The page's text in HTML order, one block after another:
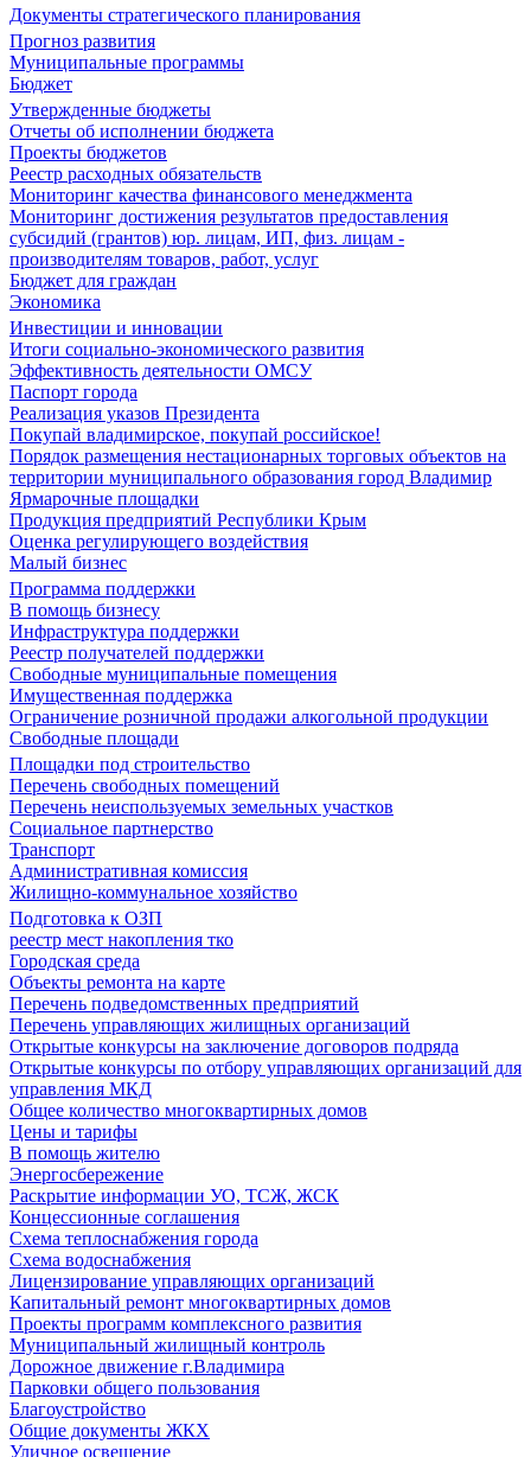
Документы стратегического планирования
Прогноз развития
Муниципальные программы
Бюджет
Утвержденные бюджеты
Отчеты об исполнении бюджета
Проекты бюджетов
Реестр расходных обязательств
Мониторинг качества финансового менеджмента
Мониторинг достижения результатов предоставления
субсидий (грантов) юр. лицам, ИП, физ. лицам -
производителям товаров, работ, услуг
Бюджет для граждан
Экономика
Инвестиции и инновации
Итоги социально-экономического развития
Эффективность деятельности ОМСУ
Паспорт города
Реализация указов Президента
Покупай владимирское, покупай российское!
Порядок размещения нестационарных торговых объектов на
территории муниципального образования город Владимир
Ярмарочные площадки
Продукция предприятий Республики Крым
Оценка регулирующего воздействия
Малый бизнес
Программа поддержки
В помощь бизнесу
Инфраструктура поддержки
Реестр получателей поддержки
Свободные муниципальные помещения
Имущественная поддержка
Ограничение розничной продажи алкогольной продукции
Свободные площади
Площадки под строительство
Перечень свободных помещений
Перечень неиспользуемых земельных участков
Социальное партнерство
Транспорт
Административная комиссия
Жилищно-коммунальное хозяйство
Подготовка к ОЗП
реестр мест накопления тко
Городская среда
Объекты ремонта на карте
Перечень подведомственных предприятий
Перечень управляющих жилищных организаций
Открытые конкурсы на заключение договоров подряда
Открытые конкурсы по отбору управляющих организаций для
управления МКД
Общее количество многоквартирных домов
Цены и тарифы
В помощь жителю
Энергосбережение
Раскрытие информации УО, ТСЖ, ЖСК
Концессионные соглашения
Схема теплоснабжения города
Схема водоснабжения
Лицензирование управляющих организаций
Капитальный ремонт многоквартирных домов
Проекты программ комплексного развития
Муниципальный жилищный контроль
Дорожное движение г.Владимира
Парковки общего пользования
Благоустройство
Общие документы ЖКХ
Уличное освещение